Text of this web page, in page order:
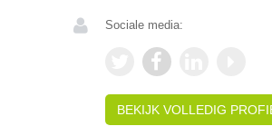
Sociale media:
BEKIJK VOLLEDIG